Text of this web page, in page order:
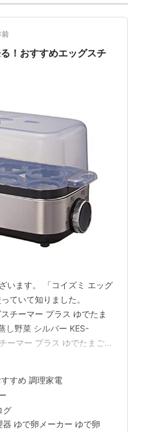
前
！おすすめエッグスチ
います。 「コイズミ エッグ
ていて知りました。
チーマー プラス ゆでたま
し野菜 シルバー KES-
ーマー プラス ゆでたまご器
市場↓ 【メーカー公式】
0401 | 送料無料 ゆでた
蒸し料理 簡単 温泉卵 茹で
まご 固ゆで 卵 家電 ギフ…
すめ 調理家電
グ
ゆで卵メーカー ゆで卵